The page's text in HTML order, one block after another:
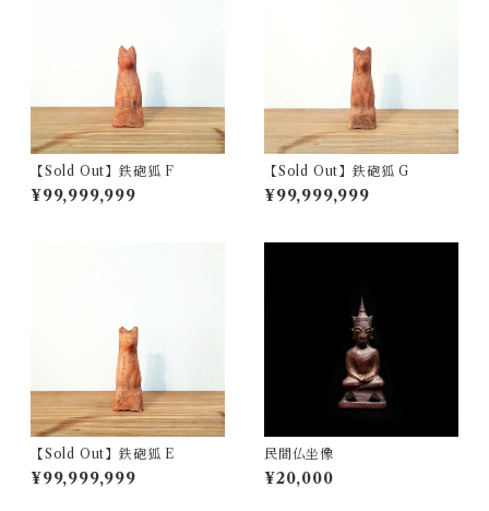
【Sold Out】鉄砲狐 F
¥99,999,999
【Sold Out】鉄砲狐 G
¥99,999,999
【Sold Out】鉄砲狐 E
¥99,999,999
民間仏坐像
¥20,000